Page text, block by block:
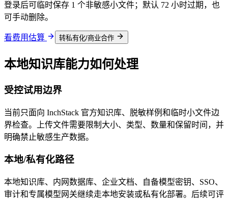
登录后可临时保存 1 个非敏感小文件；默认 72 小时过期，也
可手动删除。
看费用估算 转私有化/商业合作
本地知识库能力如何处理
受控试用边界
当前只面向 InchStack 官方知识库、脱敏样例和临时小文件边
界检查。上传文件需要限制大小、类型、数量和保留时间，并
明确禁止敏感生产数据。
本地/私有化路径
本地知识库、内网数据库、企业文档、自备模型密钥、SSO、
审计和专属模型网关继续走本地安装或私有化部署。后续可评